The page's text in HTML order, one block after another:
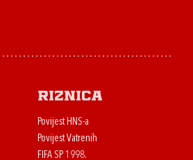
Riznica
Povijest HNS-a
Povijest Vatrenih
FIFA SP 1998.